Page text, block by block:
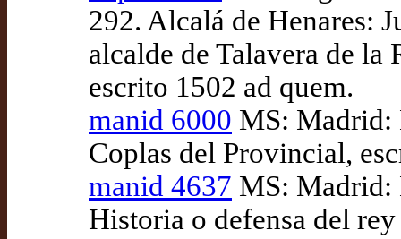
292. Alcalá de Henares:
alcalde de Talavera de
escrito 1502 ad quem.
manid 6000 MS: Madrid:
Coplas del Provincial,
manid 4637 MS: Madrid:
Historia o defensa del